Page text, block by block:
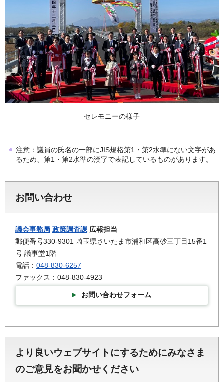
セレモニーの様子
注意：議員の氏名の一部にJIS規格第1・第2水準にない文字があ
るため、第1・第2水準の漢字で表記しているものがあります。
お問い合わせ
議会事務局 政策調査課 広報担当
郵便番号330-9301 埼玉県さいたま市浦和区高砂三丁目15番1
号 議事堂1階
電話： 048-830-6257
ファックス：048-830-4923
お問い合わせフォーム
より良いウェブサイトにするためにみなさま
のご意見をお聞かせください